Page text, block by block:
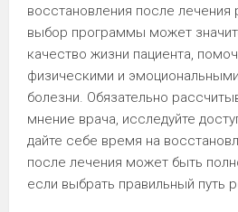
восстановления после лечения
выбор программы может
качество жизни пациента,
физическими и
болезни. Обязательно
мнение врача, исследуйте
дайте себе время на
после лечения может быть
если выбрать правильный путь